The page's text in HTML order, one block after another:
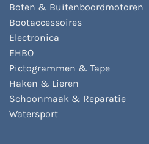
Boten & Buitenboordmotoren
Bootaccessoires
Electronica
EHBO
Pictogrammen & Tape
Haken & Lieren
Schoonmaak & Reparatie
Watersport